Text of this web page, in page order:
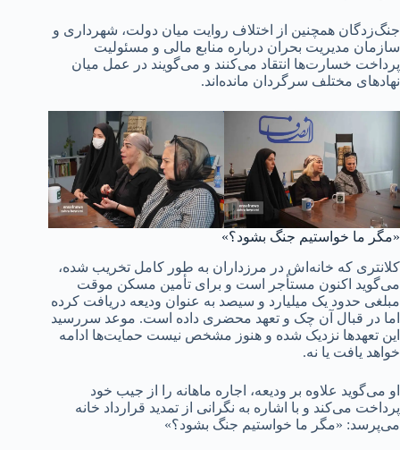
جنگ‌زدگان همچنین از اختلاف روایت میان دولت، شهرداری و
سازمان مدیریت بحران درباره منابع مالی و مسئولیت
پرداخت خسارت‌ها انتقاد می‌کنند و می‌گویند در عمل میان
نهادهای مختلف سرگردان مانده‌اند.
«مگر ما خواستیم جنگ بشود؟»
کلانتری که خانه‌اش در مرزداران به طور کامل تخریب شده،
می‌گوید اکنون مستأجر است و برای تأمین مسکن موقت
مبلغی حدود یک میلیارد و سیصد به عنوان ودیعه دریافت کرده
اما در قبال آن چک و تعهد محضری داده است. موعد سررسید
این تعهدها نزدیک شده و هنوز مشخص نیست حمایت‌ها ادامه
خواهد یافت یا نه.
او می‌گوید علاوه بر ودیعه، اجاره ماهانه را از جیب خود
پرداخت می‌کند و با اشاره به نگرانی از تمدید قرارداد خانه
می‌پرسد: «مگر ما خواستیم جنگ بشود؟»